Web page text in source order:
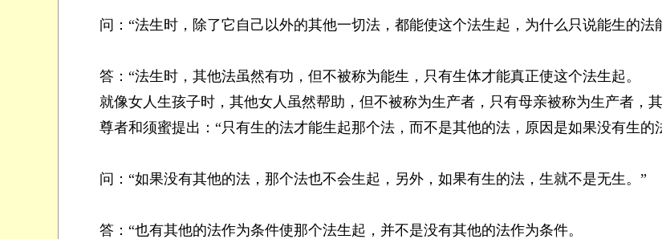
问：“法生时，除了它自己以外的其他一切法，都能使这个法生起，为什么只说能生的法
答：“法生时，其他法虽然有功，但不被称为能生，只有生体才能真正使这个法生起。
就像女人生孩子时，其他女人虽然帮助，但不被称为生产者，只有母亲被称为生产者，
尊者和须蜜提出：“只有生的法才能生起那个法，而不是其他的法，原因是如果没有生的
问：“如果没有其他的法，那个法也不会生起，另外，如果有生的法，生就不是无生。”
答：“也有其他的法作为条件使那个法生起，并不是没有其他的法作为条件。